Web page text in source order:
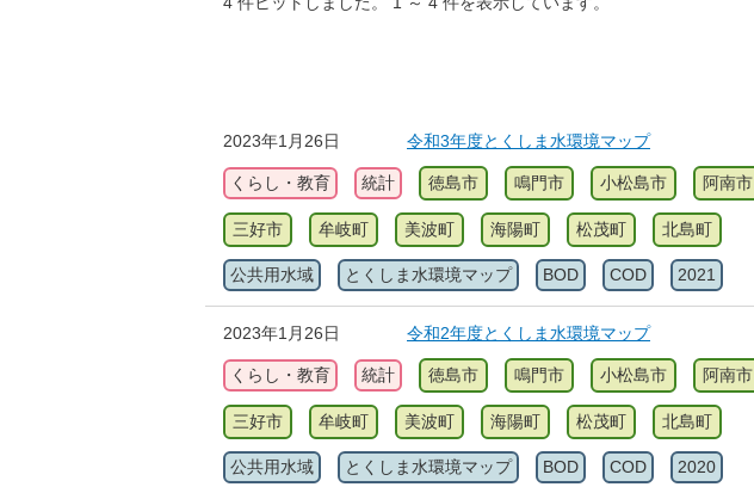
2023年1月26日 令和3年度とくしま水環境マップ
くらし・教育 統計 徳島市 鳴門市 小松島市 阿南市
三好市 牟岐町 美波町 海陽町 松茂町 北島町
公共用水域 とくしま水環境マップ BOD COD 2021
2023年1月26日 令和2年度とくしま水環境マップ
くらし・教育 統計 徳島市 鳴門市 小松島市 阿南市
三好市 牟岐町 美波町 海陽町 松茂町 北島町
公共用水域 とくしま水環境マップ BOD COD 2020